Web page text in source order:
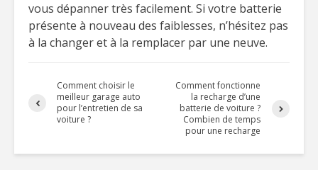
vous dépanner très facilement. Si votre batterie
présente à nouveau des faiblesses, n’hésitez pas
à la changer et à la remplacer par une neuve.
Comment choisir le
meilleur garage auto
pour l’entretien de sa
voiture ?
Comment fonctionne
la recharge d’une
batterie de voiture ?
Combien de temps
pour une recharge